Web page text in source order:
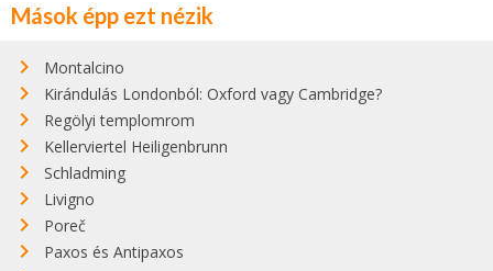
Mások épp ezt nézik
Montalcino
Kirándulás Londonból: Oxford vagy Cambridge?
Regölyi templomrom
Kellerviertel Heiligenbrunn
Schladming
Livigno
Poreč
Paxos és Antipaxos